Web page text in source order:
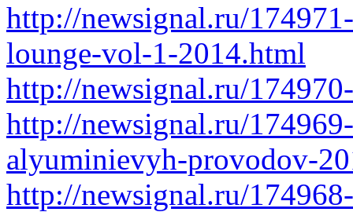
http://newsignal.ru/
lounge-vol-1-2014.html
http://newsignal.ru/
http://newsignal.ru/
alyuminievyh-provodov-
http://newsignal.ru/